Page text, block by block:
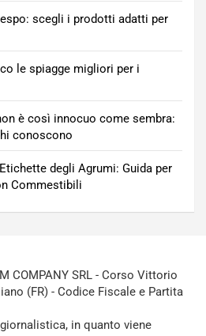
scegli i prodotti adatti per
le spiagge migliori per i
è così innocuo come sembra:
conoscono
degli Agrumi: Guida per
Commestibili
COMPANY SRL - Corso Vittorio
(FR) - Codice Fiscale e Partita
in quanto viene